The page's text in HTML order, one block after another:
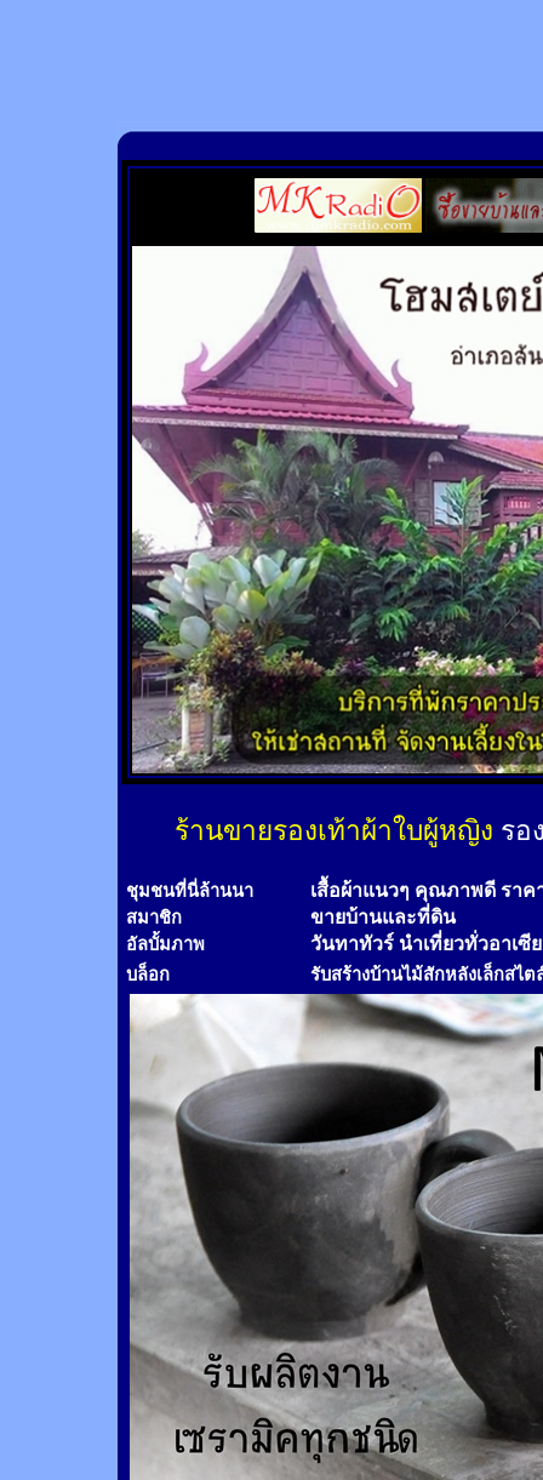
ร้านขายรองเท้าผ้าใบผู้หญิง รอ
ชุมชนที่นี่ล้านนา เสื้อผ้าแนวๆ คุณภาพดี ราค
สมาชิก ขายบ้านและที่ดิน
อัลบั้มภาพ วันทาทัวร์ นำเที่ยวทั่วอาเซี
บล็อก รับสร้างบ้านไม้สักหลังเล็กสไต